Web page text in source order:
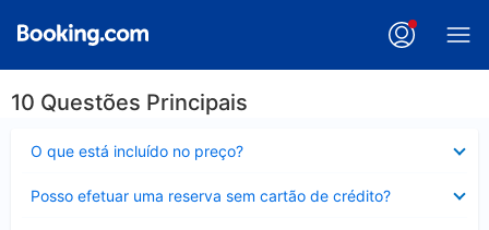
10 Questões Principais
O que está incluído no preço?
fechado
Posso efetuar uma reserva sem cartão de crédito?
fechado